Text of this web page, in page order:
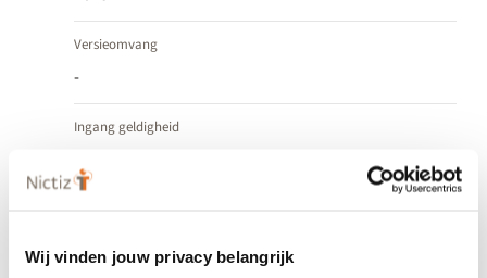
Wij vinden jouw privacy belangrijk
Versieomvang
-
Ingang geldigheid